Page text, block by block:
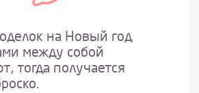
на Новый год
между собой
тогда получается